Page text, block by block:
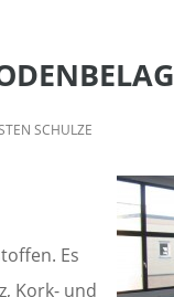
SCHULZE
Es
Kork- und